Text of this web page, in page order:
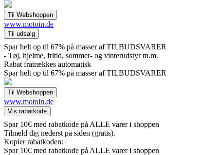
www.motoin.de
Spar helt op til 67% på masser af TILBUDSVARER
- Tøj, hjelme, fritid, sommer- og vinterudstyr m.m.
Rabat fratrækkes automatisk
Spar helt op til 67% på masser af TILBUDSVARER
www.motoin.de
Spar 10€ med rabatkode på ALLE varer i shoppen
Tilmeld dig nederst på siden (gratis).
Kopier rabatkoden:
Spar 10€ med rabatkode på ALLE varer i shoppen